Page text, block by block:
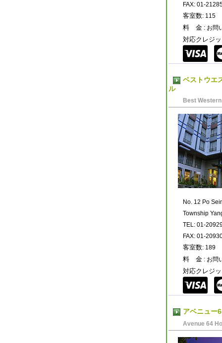
FAX: 01-
客室数: 115
料 金 : お問
対応クレジ
ベストウエ
ル
Best
No. 12 Po
Township
TEL: 01-
FAX: 01-
客室数: 189
料 金 : お問
対応クレジ
アベニュー
Avenue 64